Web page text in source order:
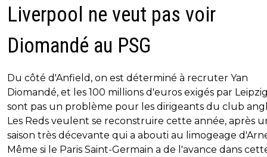
Liverpool ne veut pas voir
Diomandé au PSG
Du côté d'Anfield, on est déterminé à recruter Yan
Diomandé, et les 100 millions d'euros exigés par
sont pas un problème pour les dirigeants du club
Les Reds veulent se reconstruire cette année, après
saison très décevante qui a abouti au limogeage
Même si le Paris Saint-Germain a de l'avance dans